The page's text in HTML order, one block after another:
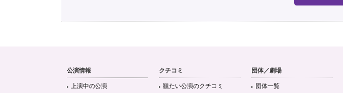
公演情報
上演中の公演
クチコミ
観たい公演のクチコミ
団体／劇場
団体一覧